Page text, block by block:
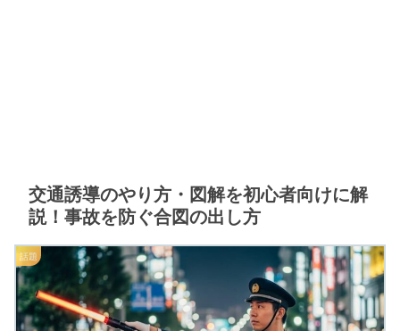
交通誘導のやり方・図解を初心者向けに解
説！事故を防ぐ合図の出し方
話題